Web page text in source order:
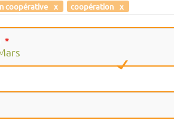
coopérative coopération